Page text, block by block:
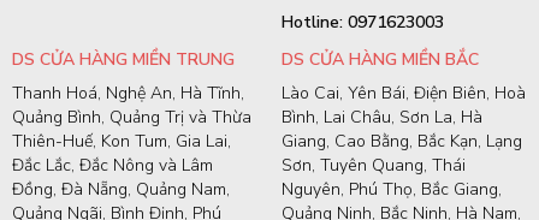
Hotline: 0971623003
DS CỬA HÀNG MIỀN TRUNG
Thanh Hoá, Nghệ An, Hà Tĩnh,
Quảng Bình, Quảng Trị và Thừa
Thiên-Huế, Kon Tum, Gia Lai,
Đắc Lắc, Đắc Nông và Lâm
Đồng, Đà Nẵng, Quảng Nam,
Quảng Ngãi, Bình Định, Phú
DS CỬA HÀNG MIỀN BẮC
Lào Cai, Yên Bái, Điện Biên, Hoà
Bình, Lai Châu, Sơn La, Hà
Giang, Cao Bằng, Bắc Kạn, Lạng
Sơn, Tuyên Quang, Thái
Nguyên, Phú Thọ, Bắc Giang,
Quảng Ninh, Bắc Ninh, Hà Nam,